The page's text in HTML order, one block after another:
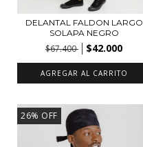
DELANTAL FALDON LARGO
SOLAPA NEGRO
$67.400 $42.000
AGREGAR AL CARRITO
26% OFF